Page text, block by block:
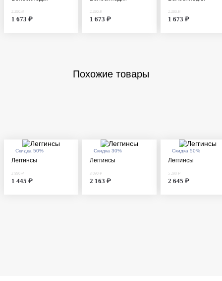
2 390 ₽
1 673 ₽
2 390 ₽
1 673 ₽
2 390 ₽
1 673 ₽
Похожие товары
Скидка 50%
Леггинсы
2 890 ₽
1 445 ₽
Скидка 30%
Леггинсы
3 090 ₽
2 163 ₽
Скидка 50%
Леггинсы
5 290 ₽
2 645 ₽